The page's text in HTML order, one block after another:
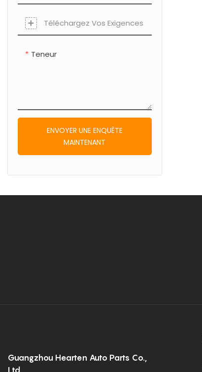
Téléchargez Vos Exigences
Teneur
ENVOYER UNE ENQUÊTE
MAINTENANT
Guangzhou Hearten Auto Parts Co.,
Ltd